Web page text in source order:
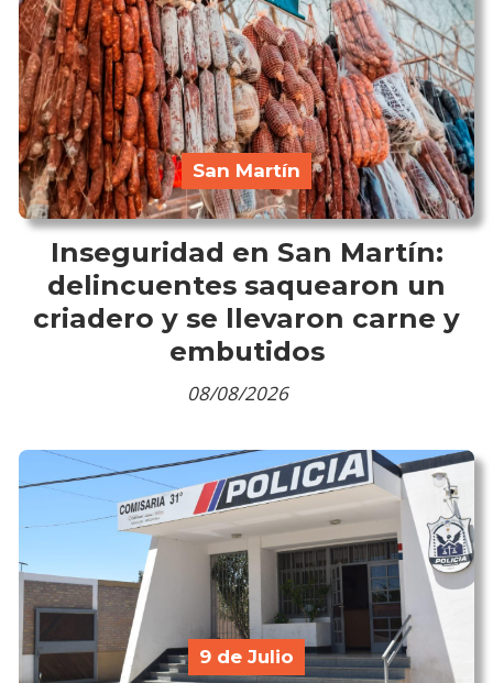
Inseguridad en San Martín:
delincuentes saquearon un
criadero y se llevaron carne y
embutidos
San Martín
08/08/2026
9 de Julio